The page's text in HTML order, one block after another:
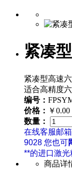
紧凑
紧凑型高速
适合高精度
编号：
价格： ￥0.00
数量：
在线客服邮
9028 您也可
**的进口激光
商品详